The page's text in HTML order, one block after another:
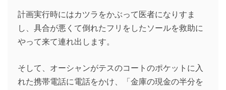
計画実行時にはカツラをかぶって医者になりすま
し、具合が悪くて倒れたフリをしたソールを救助に
やって来て連れ出します。
そして、オーシャンがテスのコートのポケットに入
れた携帯電話に電話をかけ、「金庫の現金の半分を